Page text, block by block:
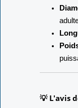
💡 L'avis